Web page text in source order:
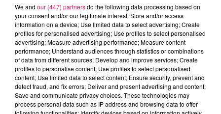
My MiXX by Nexxio
Nexxio
07.06.2026 - CLUB'IN CANAL FM special DAVID
GUETTA
0:00 59 min 52 sec
We and our (447) partnersdo the following data processing based on
your consent and/or our legitimate interest: Store and/or access
information on a device; Use limited data to select advertising; Create
profiles for personalised advertising; Use profiles to select personalised
advertising; Measure advertising performance; Measure content
performance; Understand audiences through statistics or combinations
of data from different sources; Develop and improve services; Create
profiles to personalise content; Use profiles to select personalised
content; Use limited data to select content; Ensure security, prevent and
detect fraud, and fix errors; Deliver and present advertising and content;
Save and communicate privacy choices. These technologies may
process personal data such as IP address and browsing data to offer